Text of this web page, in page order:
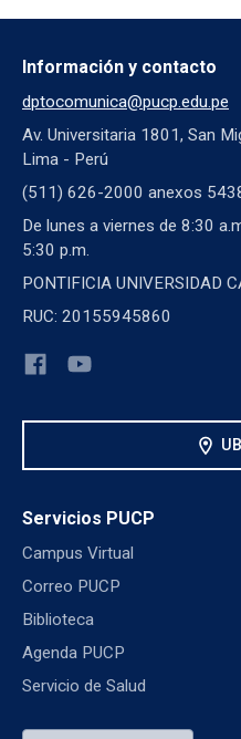
Información y contacto
dptocomunica@pucp.edu.pe
Av. Universitaria 1801, San
Lima - Perú
(511) 626-2000 anexos
De lunes a viernes de 8:30
5:30 p.m.
PONTIFICIA UNIVERSIDAD
RUC: 20155945860
location_on
Servicios PUCP
Campus Virtual
Correo PUCP
Biblioteca
Agenda PUCP
Servicio de Salud